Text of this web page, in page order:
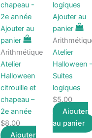
Ajouter au
panier
Arithmétique
Atelier
Halloween
citrouille et
chapeau –
2e année
$8.00
Ajouter
Ajouter au
panier
Atelier
Halloween
Suites
logiques
$5.00
Ajouter
au panier